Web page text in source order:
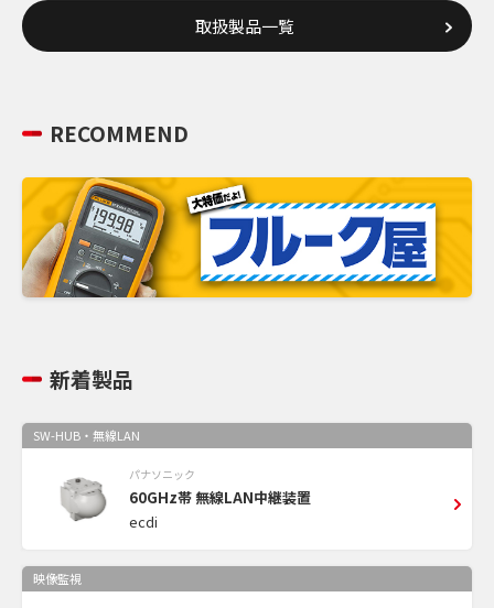
取扱製品一覧
RECOMMEND
新着製品
SW-HUB・無線LAN
パナソニック
60GHz帯 無線LAN中継装置
ecdi
映像監視